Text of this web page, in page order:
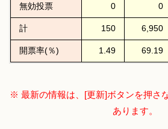
無効投票 0 0
計 150 6,950
開票率(％) 1.49 69.19
※ 最新の情報は、[更新]ボタンを押さ
あります。